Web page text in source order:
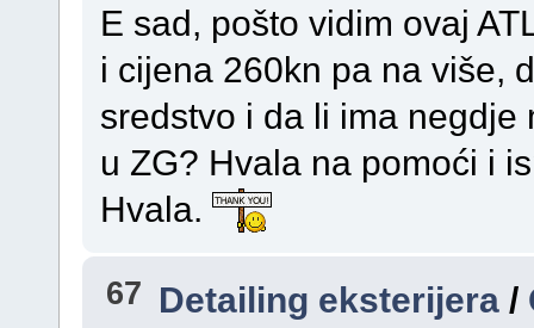
E sad, pošto vidim ovaj
i cijena 260kn pa na više,
sredstvo i da li ima
u ZG? Hvala na pomoći i
Hvala.
67 Detailing eksterijera /